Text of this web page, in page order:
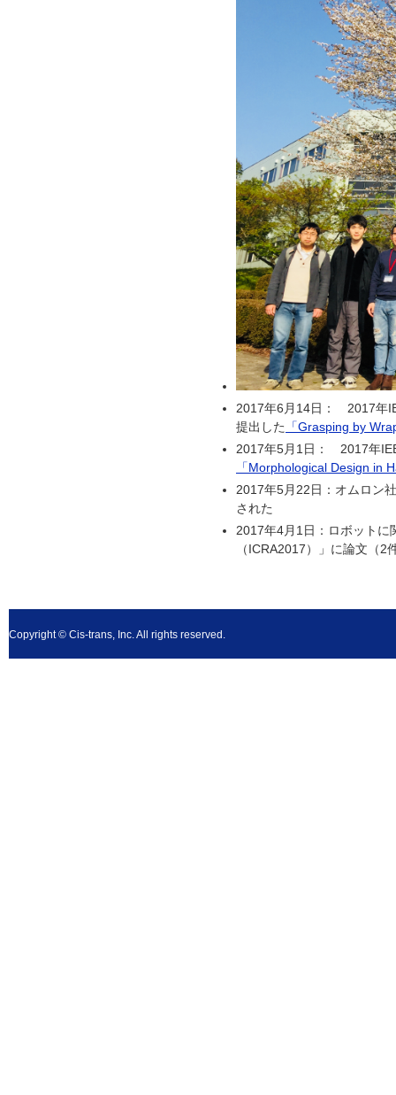
2017年6月14日： 2017年
提出した
「Grasping by
2017年5月1日： 2017年
「Morphological Design in
2017年5月22日：オムロン
された
2017年4月1日：ロボットに
（ICRA2017）」に論文（2
Copyright © Cis-trans, Inc. All rights reserved.